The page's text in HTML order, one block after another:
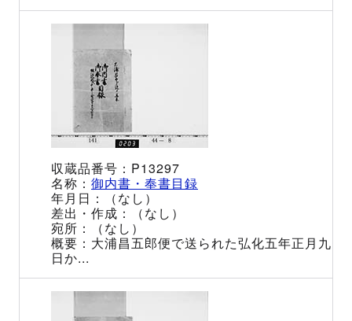
P13297
御内書・奉書目録
（なし）
（なし）
（なし）
大浦昌五郎便で送られた弘化五年正月九
日か...